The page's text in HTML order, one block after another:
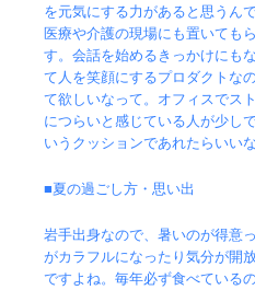
を元気にする力があると思うん
医療や介護の現場にも置いても
す。会話を始めるきっかけにも
て人を笑顔にするプロダクトな
て欲しいなって。オフィスでス
につらいと感じている人が少し
いうクッションであれたらいい
■夏の過ごし方・思い出
岩手出身なので、暑いのが得意
がカラフルになったり気分が開
ですよね。毎年必ず食べている